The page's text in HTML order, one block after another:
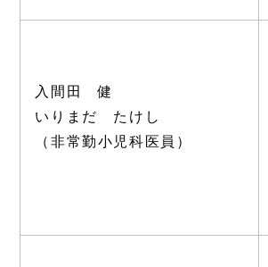
入間田 健
いりまだ たけし
（非常勤小児科医員）